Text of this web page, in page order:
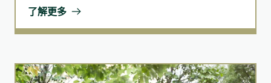
肩負環境責任的承諾。我們展望實現一個可持續地發展
的世界，因而積極努力在整個價值鏈上減少碳排放、提
高能源效率、推動循環經濟模式及與各個持份者合作。
了解更多